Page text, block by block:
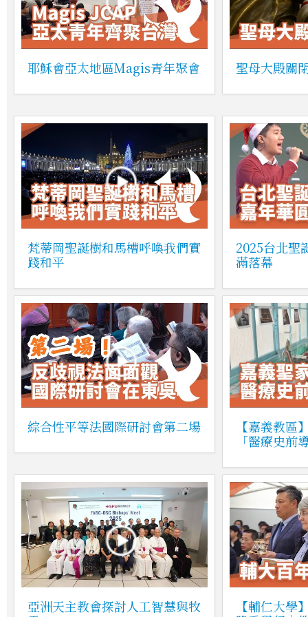
耶穌會亞太地區Magis青年聚會 聖母大殿關
梵蒂岡聖誕樹和馬槽呼喚我們實
踐和平
2025台北聖
滿落幕
綜合性平等法國際研討會第二場
【嘉義教區
「醫療史前
亞洲天主教會探討人工智慧與牧
【輔仁大學